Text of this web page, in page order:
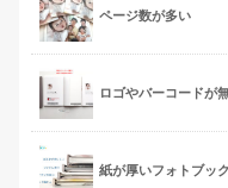
ページ数が多い
ロゴやバーコードが
紙が厚いフォトブック